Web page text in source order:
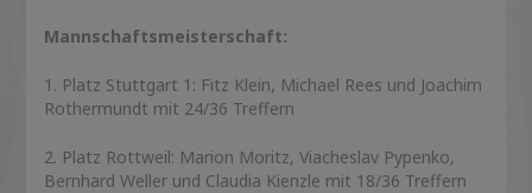
Mannschaftsmeisterschaft:
1. Platz Stuttgart 1: Fitz Klein, Michael Rees und Joachim
Rothermundt mit 24/36 Treffern
2. Platz Rottweil: Marion Moritz, Viacheslav Pypenko,
Bernhard Weller und Claudia Kienzle mit 18/36 Treffern